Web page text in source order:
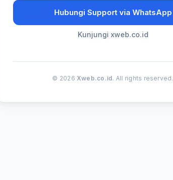
Hubungi Support via WhatsApp
Kunjungi xweb.co.id
© 2026 Xweb.co.id. All rights reserved.